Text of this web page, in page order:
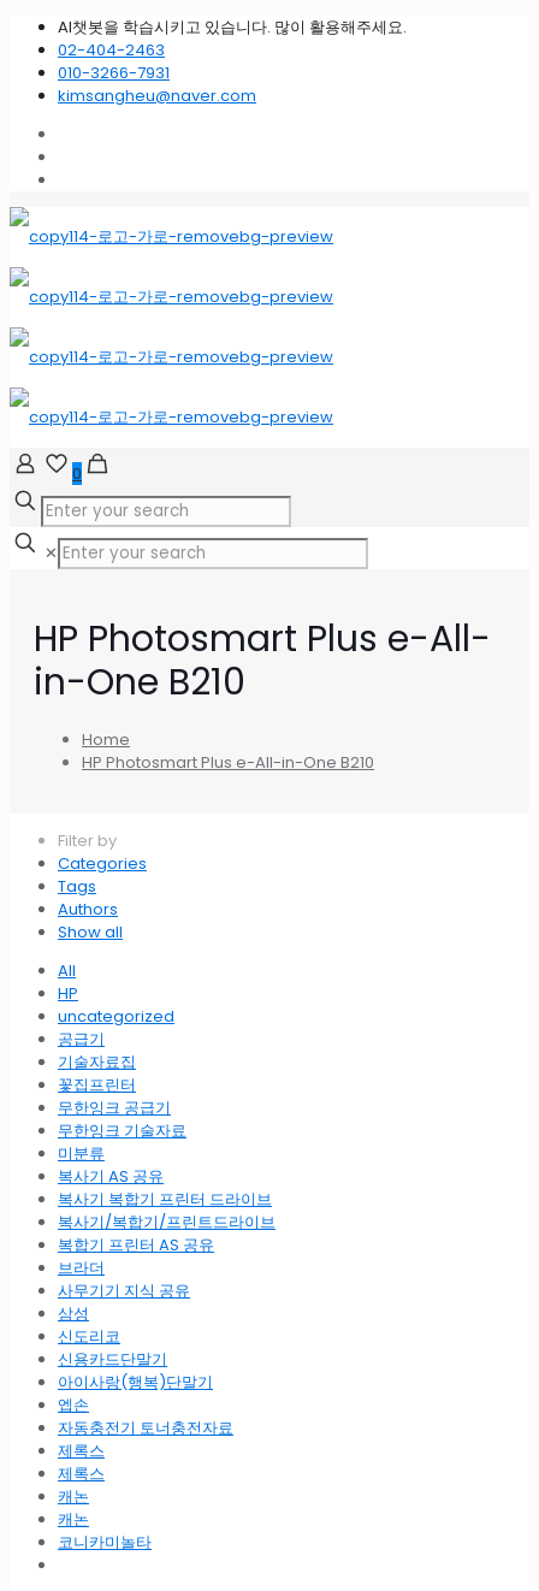
AI챗봇을 학습시키고 있습니다. 많이 활용해주세요.
02-404-2463
010-3266-7931
kimsangheu@naver.com
0
✕
HP Photosmart Plus e-All-
in-One B210
Home
HP Photosmart Plus e-All-in-One B210
Filter by
Categories
Tags
Authors
Show all
All
HP
uncategorized
공급기
기술자료집
꽃집프린터
무한잉크 공급기
무한잉크 기술자료
미분류
복사기 AS 공유
복사기 복합기 프린터 드라이브
복사기/복합기/프린트드라이브
복합기 프린터 AS 공유
브라더
사무기기 지식 공유
삼성
신도리코
신용카드단말기
아이사랑(행복)단말기
엡손
자동충전기 토너충전자료
제록스
제록스
캐논
캐논
코니카미놀타